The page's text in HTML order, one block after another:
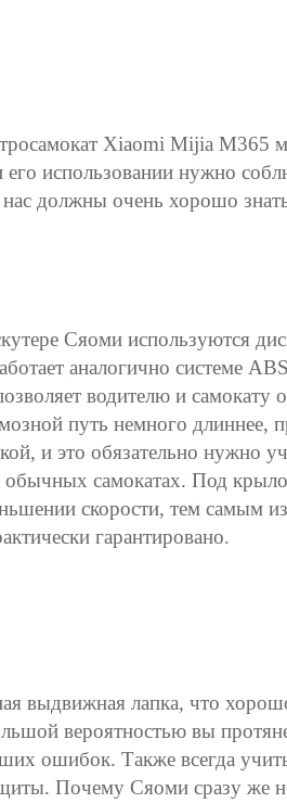
Xiaomi Mijia М365
использовании нужно
должны очень хорошо
Сяоми используются
аналогично системе
водителю и самокату
путь немного длиннее,
и это обязательно нужно
обычных самокатах. Под
скорости, тем самым
гарантировано.
выдвижная лапка, что
вероятностью вы
ошибок. Также всегда
Почему Сяоми сразу же